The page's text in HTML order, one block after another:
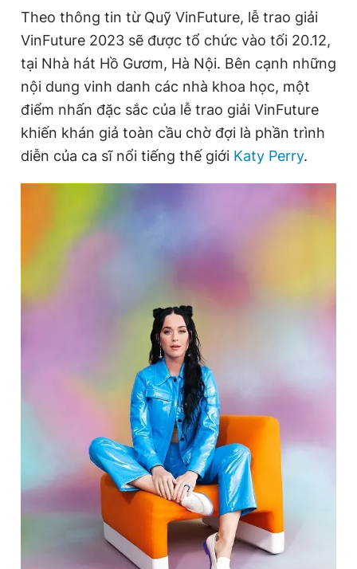
Đọc Thanh Niên trên điện thoại
Đặt báo RSS
Tổng biên tập: Nguyễn Ngọc Toàn
Phó tổng biên tập thường trực: Hải Thành
Phó tổng biên tập: Lâm Hiếu Dũng
Phó tổng biên tập: Trần Việt Hưng
Tổng thư ký tòa soạn: Đức Trung
Giấy phép xuất bản số 110/GP - BTTTT cấp ngày 24.3.2020
© 2003-2026 Bản quyền thuộc về Báo Thanh Niên. Cấm sao
chép dưới mọi hình thức nếu không có sự chấp thuận bằng văn
bản. Phát triển bởi ePi Technologies, JSC.
Theo thông tin từ Quỹ VinFuture, lễ trao giải
VinFuture 2023 sẽ được tổ chức vào tối 20.12,
tại Nhà hát Hồ Gươm, Hà Nội. Bên cạnh những
nội dung vinh danh các nhà khoa học, một
điểm nhấn đặc sắc của lễ trao giải VinFuture
khiến khán giả toàn cầu chờ đợi là phần trình
diễn của ca sĩ nổi tiếng thế giới Katy Perry.